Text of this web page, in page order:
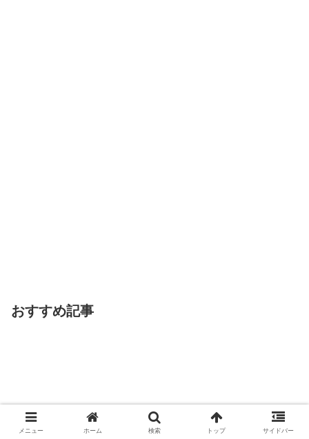
おすすめ記事
メニュー ホーム 検索 トップ サイドバー